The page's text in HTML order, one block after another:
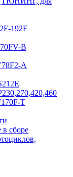
192F
B
A
T
сборе